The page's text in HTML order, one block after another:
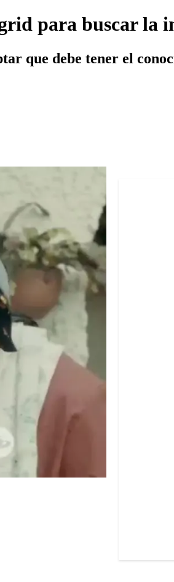
para buscar la
que debe tener el
Twitter